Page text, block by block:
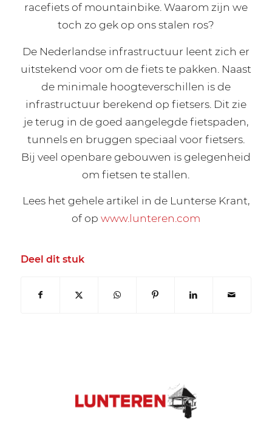
racefiets of mountainbike. Waarom zijn we
toch zo gek op ons stalen ros?
De Nederlandse infrastructuur leent zich er
uitstekend voor om de fiets te pakken. Naast
de minimale hoogteverschillen is de
infrastructuur berekend op fietsers. Dit zie
je terug in de goed aangelegde fietspaden,
tunnels en bruggen speciaal voor fietsers.
Bij veel openbare gebouwen is gelegenheid
om fietsen te stallen.
Lees het gehele artikel in de Lunterse Krant,
of op www.lunteren.com
Deel dit stuk